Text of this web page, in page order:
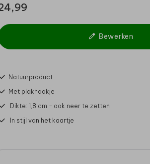
Bewerken
Natuurproduct
Met plakhaakje
Dikte: 1,8 cm - ook neer te zetten
In stijl van het kaartje